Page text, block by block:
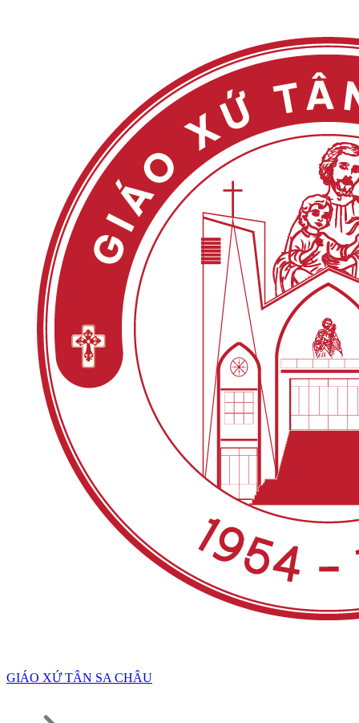
GIÁO XỨ TÂN SA CHÂU